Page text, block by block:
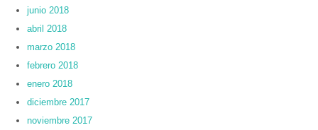
junio 2018
abril 2018
marzo 2018
febrero 2018
enero 2018
diciembre 2017
noviembre 2017